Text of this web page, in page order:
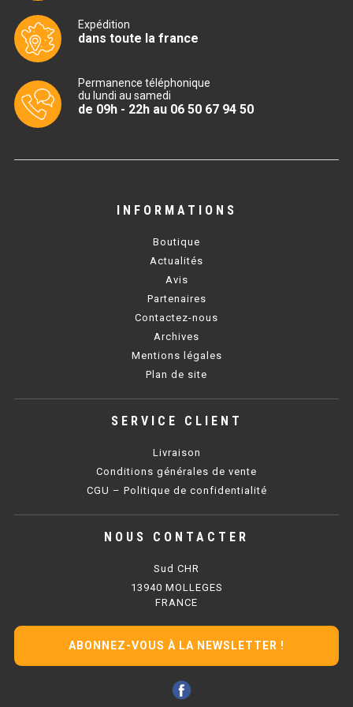
BAIN MARIE 900 ÉLECTRIQUE
CHAUFFE FRITES
CHAUFFE FRITES SÉRIE UOC
PLAQUE SÉRIE UOC
PLAQUE 600 GAZ
PLAQUE 650 GAZ
PLAQUE 900 GAZ
PLAQUE 650 ÉLECTRIQUE
PLAQUE 700 ÉLECTRIQUE
PLAQUE 900 ÉLECTRIQUE
FRITEUSE 600 GAZ
FRITEUSE 650 GAZ
Expédition
dans toute la france
Permanence téléphonique
du lundi au samedi
de 09h - 22h au 06 50 67 94 50
INFORMATIONS
Boutique
Actualités
Avis
Partenaires
Contactez-nous
Archives
Mentions légales
Plan de site
SERVICE CLIENT
Livraison
Conditions générales de vente
CGU – Politique de confidentialité
NOUS CONTACTER
Sud CHR
13940 MOLLEGES
FRANCE
ABONNEZ-VOUS À LA NEWSLETTER !